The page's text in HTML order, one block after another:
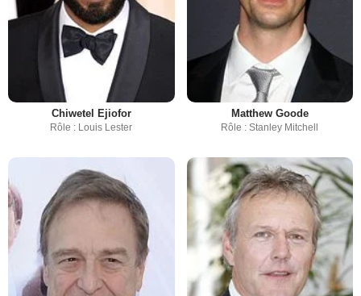
Chiwetel Ejiofor
Rôle : Louis Lester
Matthew Goode
Rôle : Stanley Mitchell